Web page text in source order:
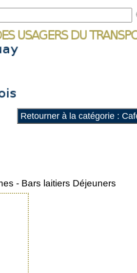
Retourner à la catégorie :
- Bars laitiers Déjeuners